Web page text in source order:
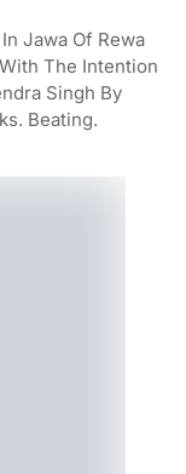
Jawa Of Rewa
The Intention
Singh By
Beating.